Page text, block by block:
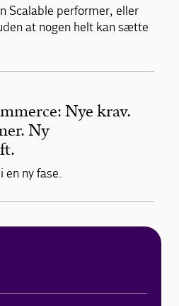
Scalable performer, eller
at nogen helt kan sætte
Nye krav.
Ny
en ny fase.